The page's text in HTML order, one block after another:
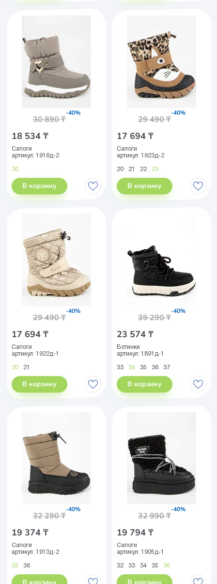
18 534 ₸
30 890 ₸
-40%
Сапоги
артикул: 1916д-2
30
В корзину
17 694 ₸
29 490 ₸
-40%
Сапоги
артикул: 1923д-2
20 21 22 23
В корзину
17 694 ₸
29 490 ₸
-40%
Сапоги
артикул: 1922д-1
20 21
В корзину
23 574 ₸
39 290 ₸
-40%
Ботинки
артикул: 1891д-1
33 34 35 36 37
В корзину
19 374 ₸
32 290 ₸
-40%
Сапоги
артикул: 1913д-2
35 36
19 794 ₸
32 990 ₸
-40%
Сапоги
артикул: 1905д-1
32 33 34 35 36